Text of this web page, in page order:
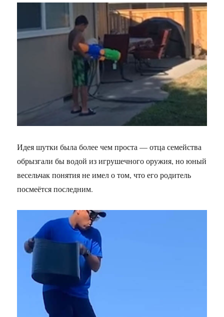
Идея шутки была более чем проста — отца семейства
обрызгали бы водой из игрушечного оружия, но юный
весельчак понятия не имел о том, что его родитель
посмеётся последним.